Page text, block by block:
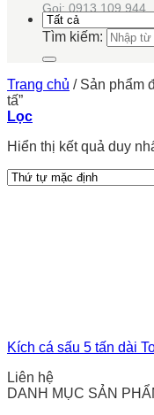
Gọi: 0913 109 944
Tìm kiếm:
Trang chủ /Sản phẩm
tấ”
Lọc
Hiển thị kết quả duy
Kích cá sấu 5 tấn dài
Liên hệ
DANH MỤC SẢN